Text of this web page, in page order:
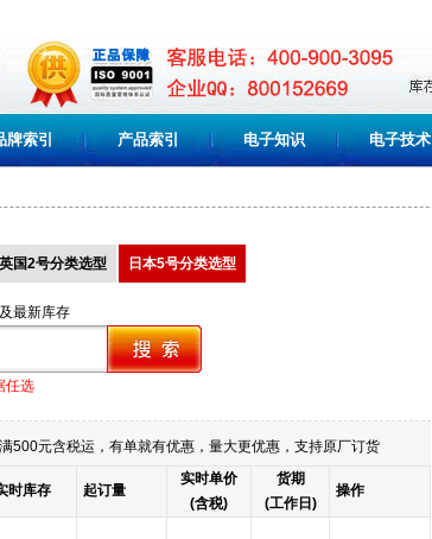
牌索引 产品索引 电子知识 电子技术
英国2号分类选型 日本5号分类选型
最新库存
任选
元含税运，有单就有优惠，量大更优惠，支持原厂订货
时库存 起订量
实时单价
(含税)
货期
(工作日)
操作